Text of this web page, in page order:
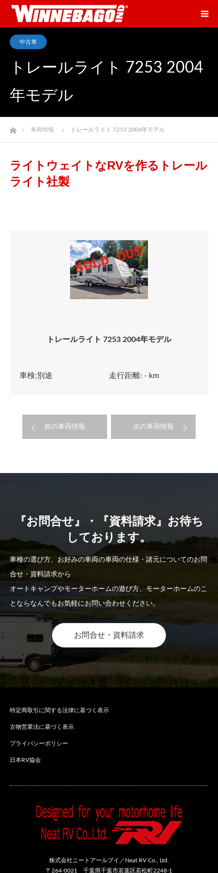
中古車
トレールライト 7253 2004
年モデル
ホーム車両情報 トレールライト 7253 2004年モデル
ライトウェイトなRVを作るトレール
ライト社製
トレールライト 7253 2004年モデル
車検:別途 走行距離: - km
前の車両情報 次の車両情報
『お問合せ』・『資料請求』お待ち
しております。
車種の選び方、お好みの車両の車両の仕様・諸元についてのお問
合せ・資料請求から
オートキャンプやモーターホームの遊び方、モーターホームのこ
とならなんでもお気軽にお問い合わせください。
お問合せ・資料請求
特定商取引に関する法律に基づく表示
古物営業法に基づく表示
プライバシーポリシー
日本RV協会
株式会社ニートアールブイ／Neat RV Co., Ltd.
〒264-0021 千葉県千葉市若葉区若松町2248-1